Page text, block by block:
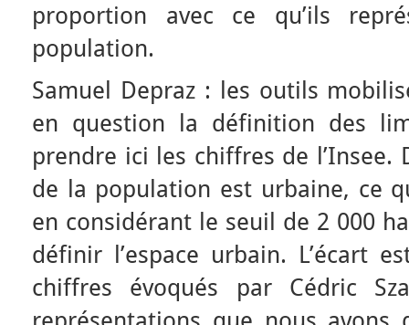
proportion avec ce qu’ils
population.
Samuel Depraz : les outils
en question la définition des
prendre ici les chiffres de l’Insee.
de la population est urbaine, ce
en considérant le seuil de 2 000
définir l’espace urbain. L’écart
chiffres évoqués par Cédric